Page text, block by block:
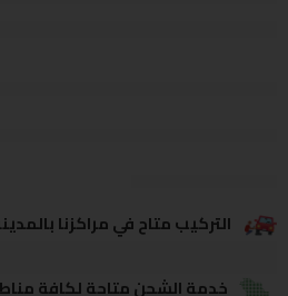
التركيب متاح في مراكزنا
خدمة الشحن متاحة لكافة